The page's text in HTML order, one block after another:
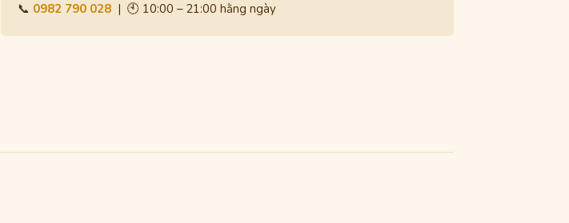
📞 0982 790 028 | 🕙 10:00 – 21:00 hằng ngày